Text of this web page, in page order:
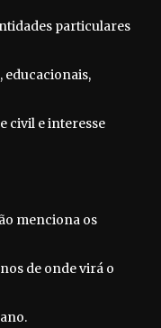
particulares
educacionais,
civil e interesse
menciona os
de onde virá o